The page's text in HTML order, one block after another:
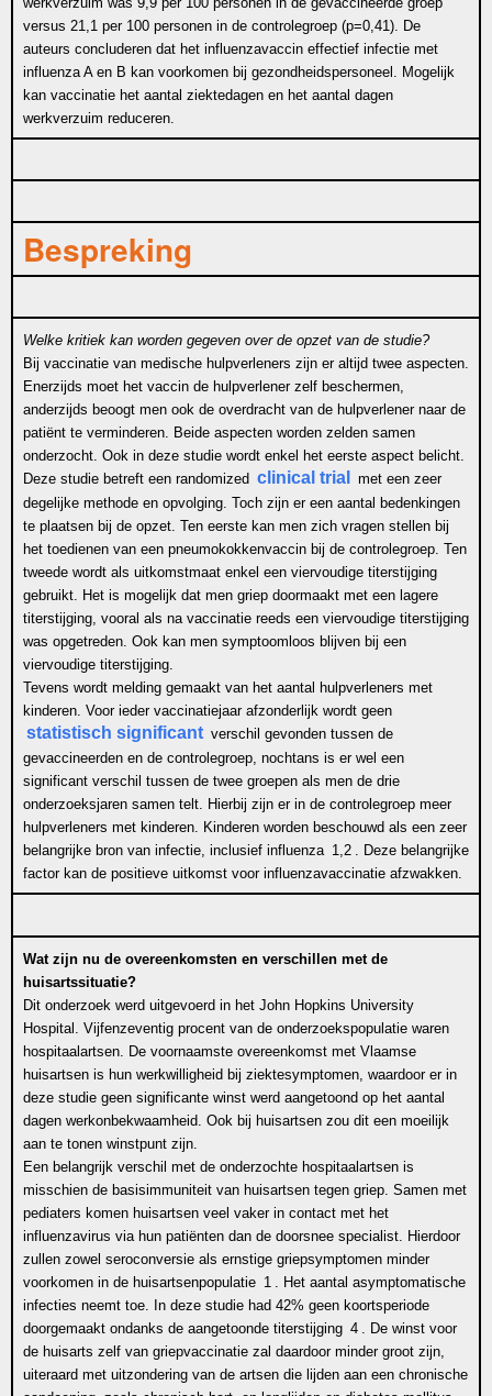
versus 21,1 per 100 personen in de controlegroep (p=0,41). De
auteurs concluderen dat het influenzavaccin effectief infectie met
influenza A en B kan voorkomen bij gezondheidspersoneel. Mogelijk
kan vaccinatie het aantal ziektedagen en het aantal dagen
werkverzuim reduceren.
Bespreking
Welke kritiek kan worden gegeven over de opzet van de studie?
Bij vaccinatie van medische hulpverleners zijn er altijd twee aspecten.
Enerzijds moet het vaccin de hulpverlener zelf beschermen,
anderzijds beoogt men ook de overdracht van de hulpverlener naar de
patiënt te verminderen. Beide aspecten worden zelden samen
onderzocht. Ook in deze studie wordt enkel het eerste aspect belicht.
Deze studie betreft een randomized clinical trial
met een zeer
degelijke methode en opvolging. Toch zijn er een aantal bedenkingen
te plaatsen bij de opzet. Ten eerste kan men zich vragen stellen bij
het toedienen van een pneumokokkenvaccin bij de controlegroep. Ten
tweede wordt als uitkomstmaat enkel een viervoudige titerstijging
gebruikt. Het is mogelijk dat men griep doormaakt met een lagere
titerstijging, vooral als na vaccinatie reeds een viervoudige titerstijging
was opgetreden. Ook kan men symptoomloos blijven bij een
viervoudige titerstijging.
Tevens wordt melding gemaakt van het aantal hulpverleners met
kinderen. Voor ieder vaccinatiejaar afzonderlijk wordt geen
statistisch significant verschil gevonden tussen de
gevaccineerden en de controlegroep, nochtans is er wel een
significant verschil tussen de twee groepen als men de drie
onderzoeksjaren samen telt. Hierbij zijn er in de controlegroep meer
hulpverleners met kinderen. Kinderen worden beschouwd als een zeer
belangrijke bron van infectie, inclusief influenza 1,2 . Deze belangrijke
factor kan de positieve uitkomst voor influenzavaccinatie afzwakken.
Wat zijn nu de overeenkomsten en verschillen met de
huisartssituatie?
Dit onderzoek werd uitgevoerd in het John Hopkins University
Hospital. Vijfenzeventig procent van de onderzoekspopulatie waren
hospitaalartsen. De voornaamste overeenkomst met Vlaamse
huisartsen is hun werkwilligheid bij ziektesymptomen, waardoor er in
deze studie geen significante winst werd aangetoond op het aantal
dagen werkonbekwaamheid. Ook bij huisartsen zou dit een moeilijk
aan te tonen winstpunt zijn.
Een belangrijk verschil met de onderzochte hospitaalartsen is
misschien de basisimmuniteit van huisartsen tegen griep. Samen met
pediaters komen huisartsen veel vaker in contact met het
influenzavirus via hun patiënten dan de doorsnee specialist. Hierdoor
zullen zowel seroconversie als ernstige griepsymptomen minder
voorkomen in de huisartsenpopulatie 1 . Het aantal asymptomatische
infecties neemt toe. In deze studie had 42% geen koortsperiode
doorgemaakt ondanks de aangetoonde titerstijging 4 . De winst voor
de huisarts zelf van griepvaccinatie zal daardoor minder groot zijn,
uiteraard met uitzondering van de artsen die lijden aan een chronische